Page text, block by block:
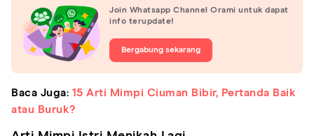
Join Whatsapp Channel Orami untuk dapat
info terupdate!
Bergabung sekarang
Baca Juga: 15 Arti Mimpi Ciuman Bibir, Pertanda Baik
atau Buruk?